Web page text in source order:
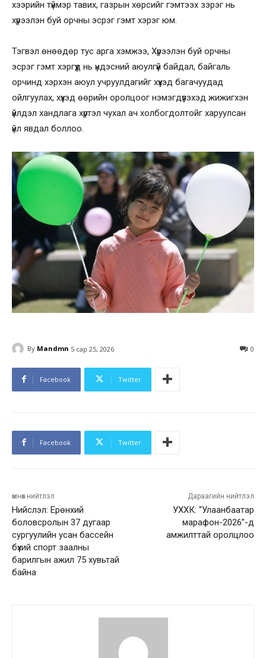
хээрийн түймэр тавих, газрын хөрсийг гэмтээх зэрэг нь
хүрээлэн буй орчны эсрэг гэмт хэрэг юм.
Тэгвэл өнөөдөр тус арга хэмжээ, Хүрээлэн буй орчны
эсрэг гэмт хэргүүд нь үндэсний аюулгүй байдал, байгаль
орчинд хэрхэн аюул учруулдагийг хүүхэд багачуудад
ойлгуулах, хүүхэд өөрийн оролцоог нэмэгдүүлэхэд жижигхэн
үйлдэл хандлага хүртэл чухал ач холбогдолтойг харуулсан
үйл явдал боллоо.
By Mandmn 5 сар 25, 2026 0
Facebook Twitter
Facebook Twitter
өмнөх нийтлэл
Нийслэл: Ерөнхий
боловсролын 37 дугаар
сургуулийн усан бассейн
бүхий спорт заалны
барилгын ажил 75 хувьтай
байна
Дараагийн нийтлэл
УХХК: “Улаанбаатар
марафон-2026”-д
амжилттай оролцлоо